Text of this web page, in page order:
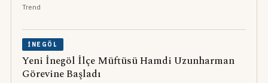
Trend
İNEGÖL
Yeni İnegöl İlçe Müftüsü Hamdi Uzunharman
Görevine Başladı